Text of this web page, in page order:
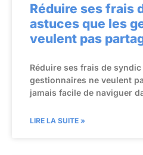
Réduire ses frais
astuces que les
veulent pas
Réduire ses frais de
gestionnaires ne veulent
jamais facile de naviguer
LIRE LA SUITE »